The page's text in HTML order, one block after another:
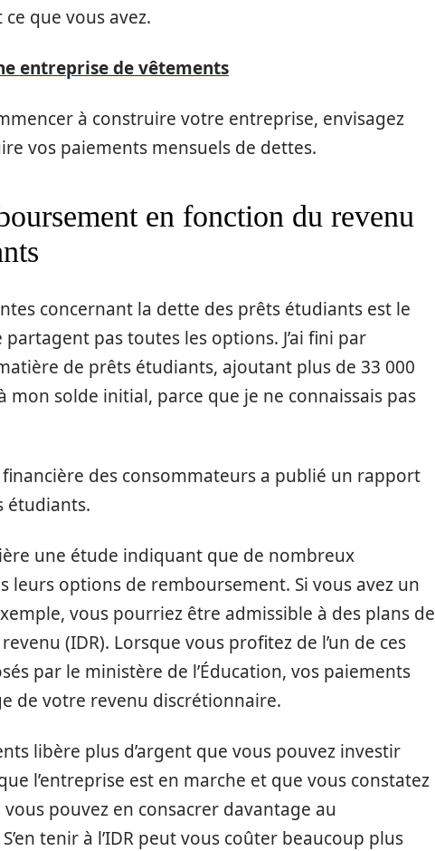
que vous avez.
entreprise de vêtements
à construire votre entreprise, envisagez
vos paiements mensuels de dettes.
en fonction du revenu
concernant la dette des prêts étudiants est le
pas toutes les options. J’ai fini par
de prêts étudiants, ajoutant plus de 33 000
mon solde initial, parce que je ne connaissais pas
des consommateurs a publié un rapport
étudiants.
une étude indiquant que de nombreux
leurs options de remboursement. Si vous avez un
vous pourriez être admissible à des plans de
(IDR). Lorsque vous profitez de l’un de ces
par le ministère de l’Éducation, vos paiements
de votre revenu discrétionnaire.
libère plus d’argent que vous pouvez investir
l’entreprise est en marche et que vous constatez
pouvez en consacrer davantage au
tenir à l’IDR peut vous coûter beaucoup plus